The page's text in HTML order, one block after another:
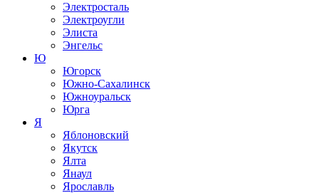
Электросталь
Электроугли
Элиста
Энгельс
Ю
Югорск
Южно-Сахалинск
Южноуральск
Юрга
Я
Яблоновский
Якутск
Ялта
Янаул
Ярославль